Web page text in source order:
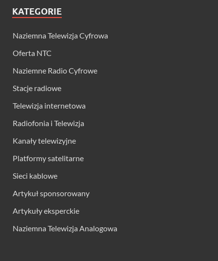
KATEGORIE
Naziemna Telewizja Cyfrowa
Oferta NTC
Naziemne Radio Cyfrowe
Stacje radiowe
Telewizja internetowa
Radiofonia i Telewizja
Kanały telewizyjne
Platformy satelitarne
Sieci kablowe
Artykuł sponsorowany
Artykuły eksperckie
Naziemna Telewizja Analogowa